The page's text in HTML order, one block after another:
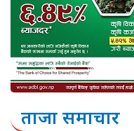
ताजा समाचार